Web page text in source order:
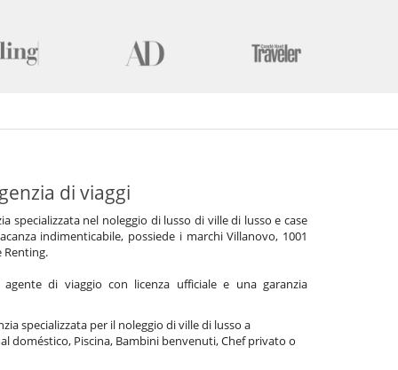
di viaggi
specializzata nel noleggio di lusso di ville di lusso e case
indimenticabile, possiede i marchi Villanovo, 1001
Renting.
agente di viaggio con licenza ufficiale e una garanzia
specializzata per il noleggio di ville di lusso a
doméstico, Piscina, Bambini benvenuti, Chef privato o